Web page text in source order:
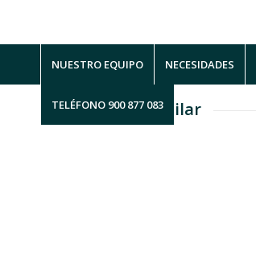
NUESTRO EQUIPO NECESIDADES
TELÉFONO 900 877 083
Mesoterapia Capilar